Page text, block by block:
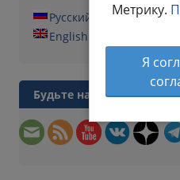
Русский
English
Будьте на связи
Метрику.
Я